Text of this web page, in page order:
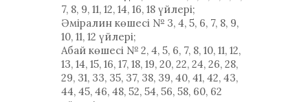
7, 8, 9, 11, 12, 14, 16, 18 үйлері;
Әміралин көшесі № 3, 4, 5, 6, 7, 8, 9,
10, 11, 12 үйлері;
Абай көшесі № 2, 4, 5, 6, 7, 8, 10, 11, 12,
13, 14, 15, 16, 17, 18, 19, 20, 22, 24, 26, 28,
29, 31, 33, 35, 37, 38, 39, 40, 41, 42, 43,
44, 45, 46, 48, 52, 54, 56, 58, 60, 62